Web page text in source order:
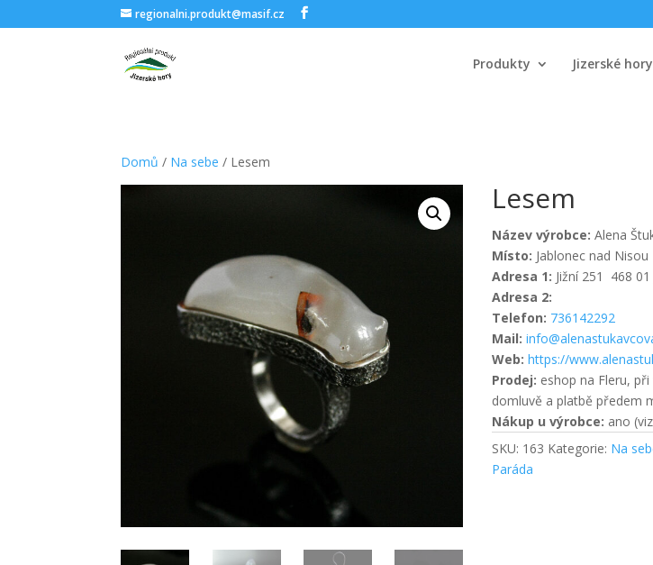
regionalni.produkt@masif.cz
Produkty Jizerské hory
Domů / Na sebe / Lesem
Lesem
Název výrobce: Alena
Místo: Jablonec nad Nisou
Adresa 1: Jižní 251 468
Adresa 2:
Telefon: 736142292
Mail:
Web: https://
Prodej: eshop na Fleru,
domluvě a platbě předem
Nákup u výrobce: ano
SKU: 163 Kategorie: Na
Paráda